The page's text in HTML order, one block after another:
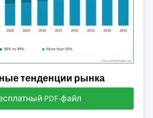
тенденции рынка
PDF-файл